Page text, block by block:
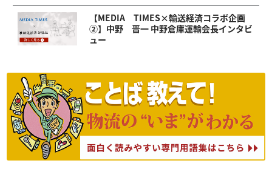
【MEDIA TIMES×輸送経済コラボ企画
②】中野 晋一 中野倉庫運輸会長インタビ
ュー